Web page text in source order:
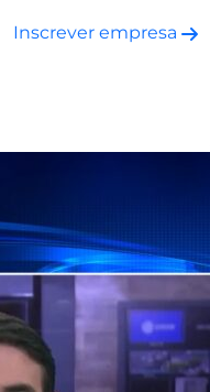
Inscrever empresa